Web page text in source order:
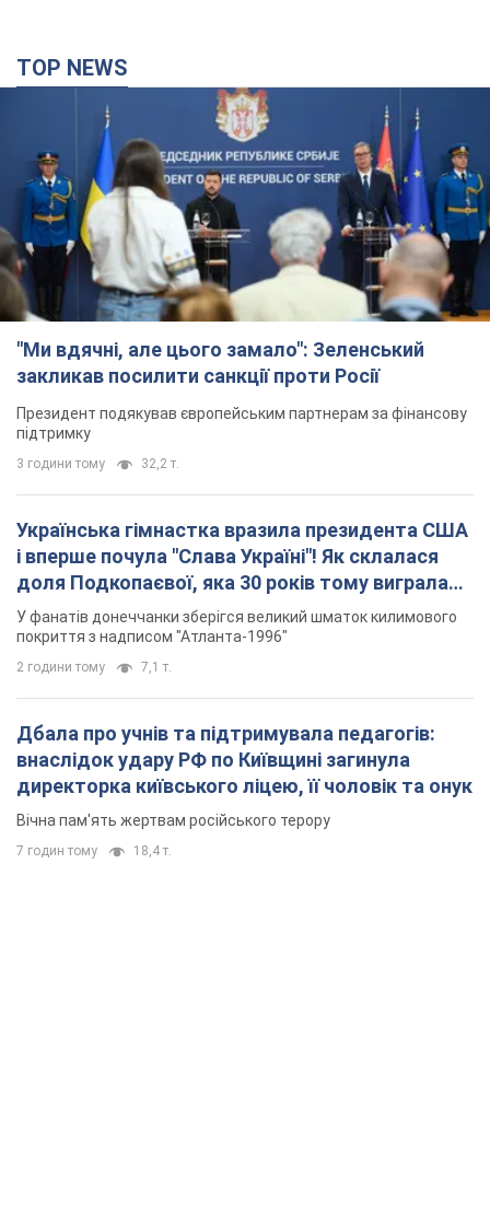
TOP NEWS
"Ми вдячні, але цього замало": Зеленський
закликав посилити санкції проти Росії
Президент подякував європейським партнерам за фінансову
підтримку
3 години тому 32,2 т.
Українська гімнастка вразила президента США
і вперше почула "Слава Україні"! Як склалася
доля Подкопаєвої, яка 30 років тому виграла
"золото" Олімпіади
У фанатів донеччанки зберігся великий шматок килимового
покриття з надписом "Атланта-1996"
2 години тому 7,1 т.
Дбала про учнів та підтримувала педагогів:
внаслідок удару РФ по Київщині загинула
директорка київського ліцею, її чоловік та онук
Вічна пам'ять жертвам російського терору
7 годин тому 18,4 т.